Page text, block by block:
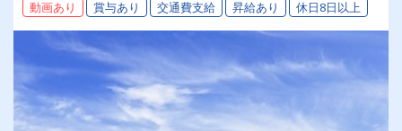
制度あり！】
動画あり 賞与あり 交通費支給 昇給あり 休日8日以上